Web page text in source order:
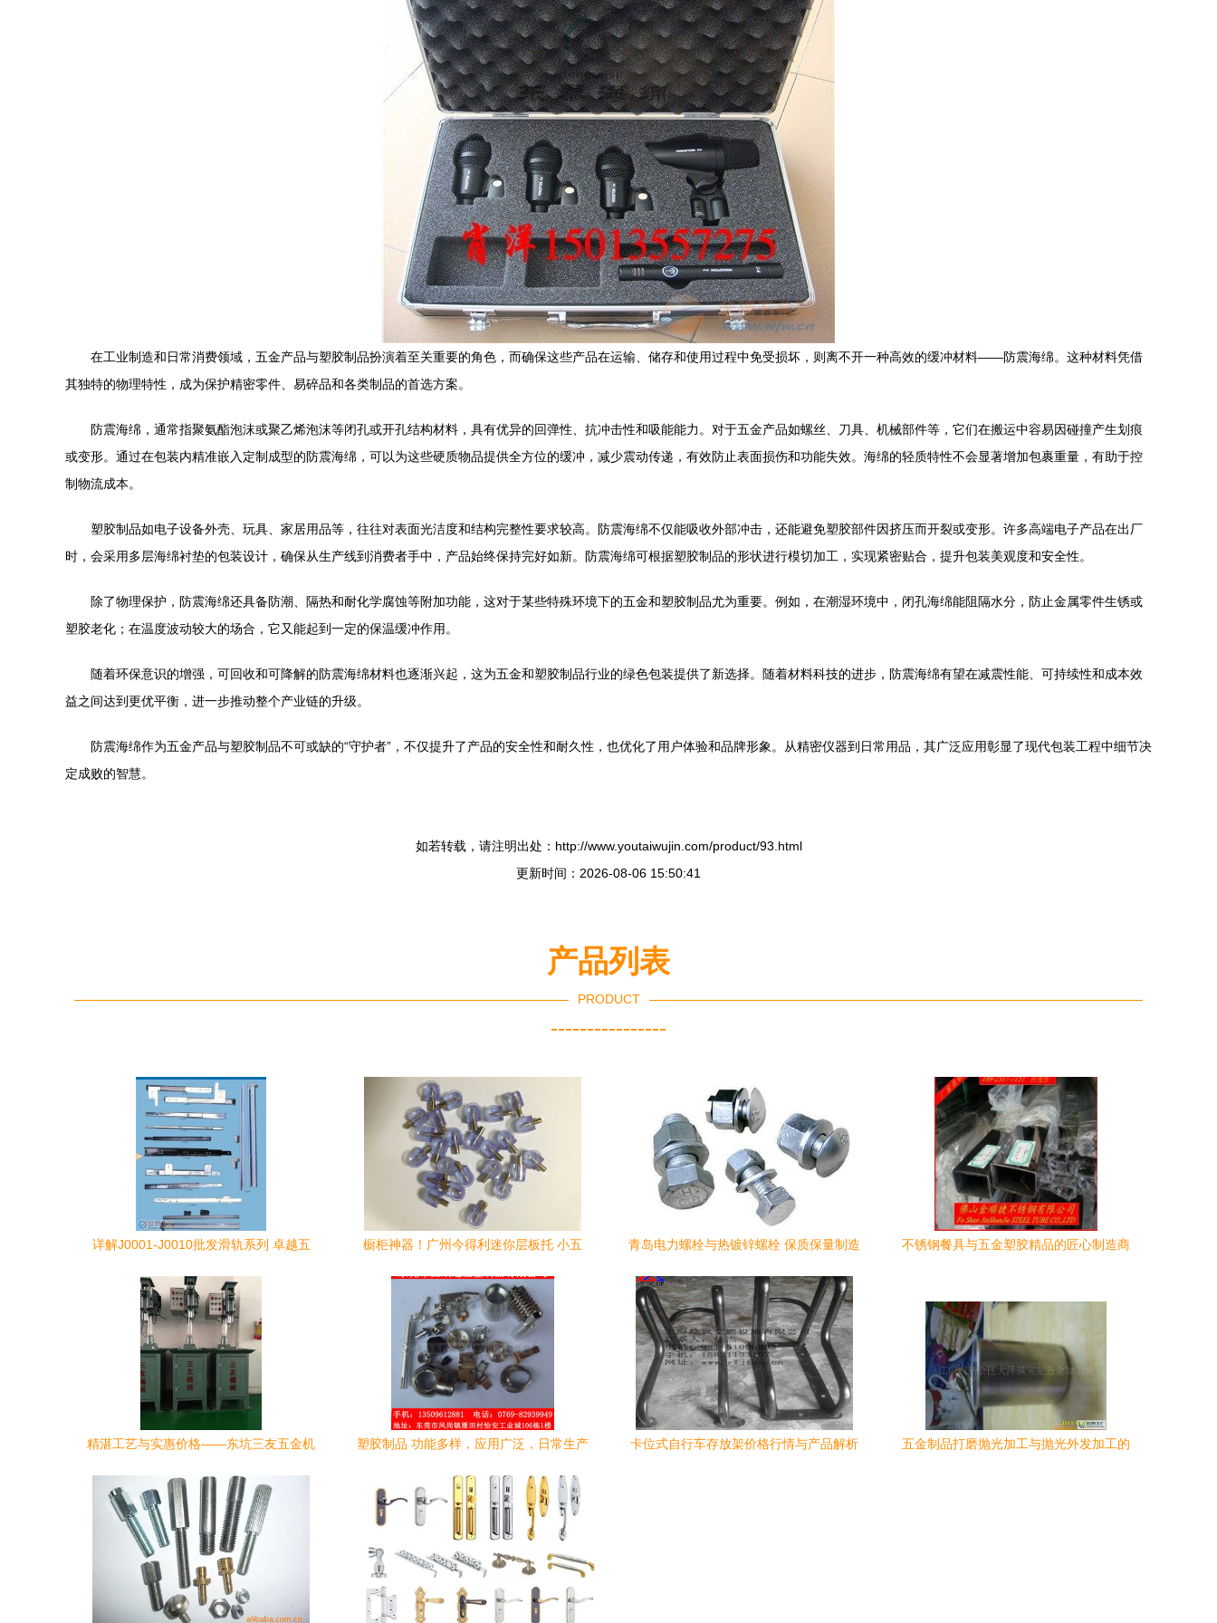
在工业制造和日常消费领域，五金产品与塑胶制品扮演着至关重要的角色，而确保这些产品在运输、储存和使用过程中免受损坏，则离不开一种高效的缓冲材料——防震海绵。这种材料凭借
其独特的物理特性，成为保护精密零件、易碎品和各类制品的首选方案。
防震海绵，通常指聚氨酯泡沫或聚乙烯泡沫等闭孔或开孔结构材料，具有优异的回弹性、抗冲击性和吸能能力。对于五金产品如螺丝、刀具、机械部件等，它们在搬运中容易因碰撞产生划痕
或变形。通过在包装内精准嵌入定制成型的防震海绵，可以为这些硬质物品提供全方位的缓冲，减少震动传递，有效防止表面损伤和功能失效。海绵的轻质特性不会显著增加包裹重量，有助于控
制物流成本。
塑胶制品如电子设备外壳、玩具、家居用品等，往往对表面光洁度和结构完整性要求较高。防震海绵不仅能吸收外部冲击，还能避免塑胶部件因挤压而开裂或变形。许多高端电子产品在出厂
时，会采用多层海绵衬垫的包装设计，确保从生产线到消费者手中，产品始终保持完好如新。防震海绵可根据塑胶制品的形状进行模切加工，实现紧密贴合，提升包装美观度和安全性。
除了物理保护，防震海绵还具备防潮、隔热和耐化学腐蚀等附加功能，这对于某些特殊环境下的五金和塑胶制品尤为重要。例如，在潮湿环境中，闭孔海绵能阻隔水分，防止金属零件生锈或
塑胶老化；在温度波动较大的场合，它又能起到一定的保温缓冲作用。
随着环保意识的增强，可回收和可降解的防震海绵材料也逐渐兴起，这为五金和塑胶制品行业的绿色包装提供了新选择。随着材料科技的进步，防震海绵有望在减震性能、可持续性和成本效
益之间达到更优平衡，进一步推动整个产业链的升级。
防震海绵作为五金产品与塑胶制品不可或缺的“守护者”，不仅提升了产品的安全性和耐久性，也优化了用户体验和品牌形象。从精密仪器到日常用品，其广泛应用彰显了现代包装工程中细节决
定成败的智慧。
如若转载，请注明出处：http://www.youtaiwujin.com/product/93.html
更新时间：2026-08-06 15:50:41
产品列表
PRODUCT
----------------
详解J0001-J0010批发滑轨系列 卓越五
橱柜神器！广州今得利迷你层板托 小五
青岛电力螺栓与热镀锌螺栓 保质保量制造
不锈钢餐具与五金塑胶精品的匠心制造商
精湛工艺与实惠价格——东坑三友五金机
塑胶制品 功能多样，应用广泛，日常生产
卡位式自行车存放架价格行情与产品解析
五金制品打磨抛光加工与抛光外发加工的